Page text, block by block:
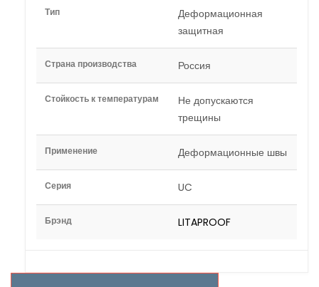
Тип
Деформационная
защитная
Страна производства Россия
Стойкость к температурам
Не допускаются
трещины
Применение Деформационные швы
Серия UC
Брэнд LITAPROOF